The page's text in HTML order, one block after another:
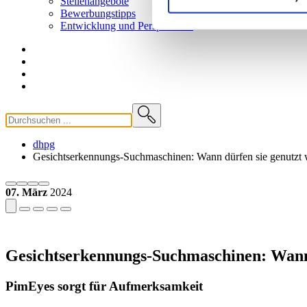
Bewerbungstipps
Entwicklung und Perspektiven
dhpg
Gesichtserkennungs-Suchmaschinen: Wann dürfen sie genutzt
07. März 2024
Gesichtserkennungs-Suchmaschinen:
PimEyes sorgt für Aufmerksamkeit